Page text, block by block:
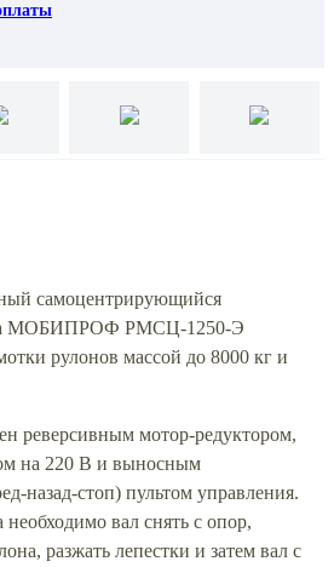
самоцентрирующийся
МОБИПРОФ РМСЦ-1250-Э
рулонов массой до 8000 кг и
реверсивным мотор-редуктором,
на 220 В и выносным
назад-стоп) пультом управления.
вал снять с опор,
разжать лепестки и затем вал с